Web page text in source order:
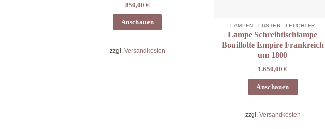
850,00€
Anschauen
zzgl. Versandkosten
LAMPEN - LÜSTER - LEUCHTER
Lampe Schreibtischlampe
Bouillotte Empire Frankreich
um 1800
1.650,00€
Anschauen
zzgl. Versandkosten